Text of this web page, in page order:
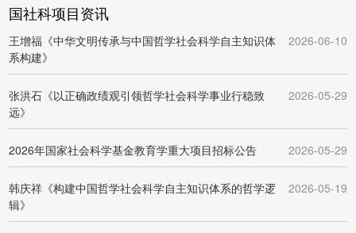
国社科项目资讯
王增福《中华文明传承与中国哲学社会科学自主知识体
系构建》
2026-06-10
张洪石《以正确政绩观引领哲学社会科学事业行稳致
远》
2026-05-29
2026年国家社会科学基金教育学重大项目招标公告 2026-05-29
韩庆祥《构建中国哲学社会科学自主知识体系的哲学逻
辑》
2026-05-19